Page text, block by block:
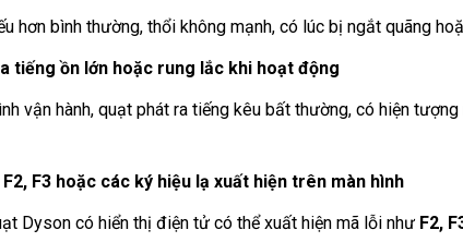
hơn bình thường, thổi không mạnh, có lúc bị ngắt quãng
tiếng ồn lớn hoặc rung lắc khi hoạt động
vận hành, quạt phát ra tiếng kêu bất thường, có hiện
F3 hoặc các ký hiệu lạ xuất hiện trên màn hình
Dyson có hiển thị điện tử có thể xuất hiện mã lỗi như F2,